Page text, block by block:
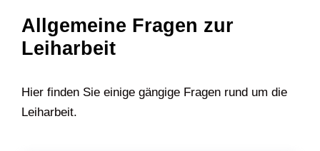
Allgemeine Fragen zur
Leiharbeit
Hier finden Sie einige gängige Fragen rund um die
Leiharbeit.